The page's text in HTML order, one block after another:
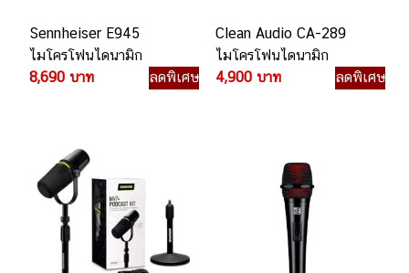
Sennheiser E945
ไมโครโฟนไดนามิก
8,690 บาท
ลดพิเศษ
Clean Audio CA-289
ไมโครโฟนไดนามิก
4,900 บาท
ลดพิเศษ